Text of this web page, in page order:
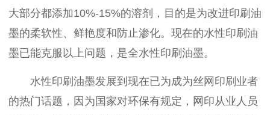
大部分都添加10%-15%的溶剂，目的是为改进印刷油
墨的柔软性、鲜艳度和防止渗化。现在的水性印刷油
墨已能克服以上问题，是全水性印刷油墨。
水性印刷油墨发展到现在已为成为丝网印刷业者
的热门话题，因为国家对环保有规定，网印从业人员